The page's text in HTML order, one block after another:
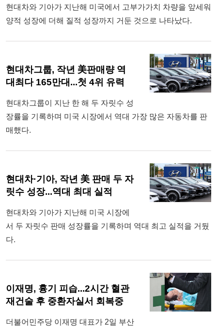
현대차와 기아가 지난해 미국에서 고부가가치 차량을 앞세워
양적 성장에 더해 질적 성장까지 거둔 것으로 나타났다.
현대차그룹, 작년 美판매량 역
대최다 165만대...첫 4위 유력
현대차그룹이 지난 한 해 두 자릿수 성
장률을 기록하며 미국 시장에서 역대 가장 많은 자동차를 판
매했다.
현대차·기아, 작년 美 판매 두 자
릿수 성장...역대 최대 실적
현대차와 기아가 지난해 미국 시장에
서 두 자릿수 판매 성장률을 기록하며 역대 최고 실적을 거뒀
다.
이재명, 흉기 피습...2시간 혈관
재건술 후 중환자실서 회복중
더불어민주당 이재명 대표가 2일 부산